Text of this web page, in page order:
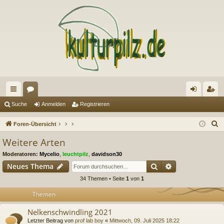
ch
ne
riff
en m ist
Suche Anmelden Registrieren
Foren-Übersicht
Weitere Arten
Moderatoren: Mycelio leuchtpilz davidson30
Neues Thema Suche
34 Themen • Seite 1 von 1
Themen
Nelkenschwindling 2021
Letzter Beitrag von prof lab boy « Mittwoch, 09. Juli 2025 18:22